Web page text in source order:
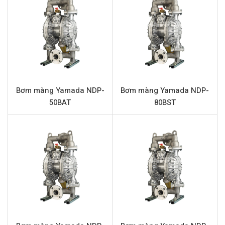
Yamada NDP-15BAT cam kết mang lại hiệu quả hoạt
động liên tục, giảm thiểu rủi ro và chi phí bảo trì cho các
quy trình sản xuất.
Đặc điểm nổi bật Yamada NDP-15BAT
Bơm màng khí nén Yamada
NDP-15BAT được thiết kế
nghiệp, mang lại nhiều lợi ích vượt trội:
Khả năng chống ăn mòn cao:Thân bơm bằng nhôm
kết hợp với màng, bi làm từ PTFE (Teflon) và đế bi
nhôm, đảm bảo khả năng kháng hóa chất xuất sắc,
phù hợp cho nhiều loại chất lỏng ăn mòn.
Vận hành an toàn trong môi trường dễ cháy nổ:
bơm màng khí nén, Yamada NDP-15BAT không sử
dụng động cơ điện, loại bỏ nguy cơ phát sinh tia lửa
môi, sơn, mực in hay hóa chất dễ cháy.
Bơm màng Yamada NDP-
50BAT
Bơm màng Yamada NDP-
80BST